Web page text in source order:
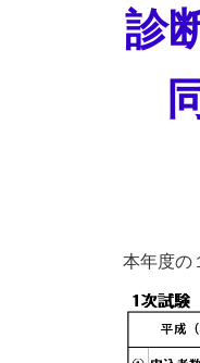
診
本年度の